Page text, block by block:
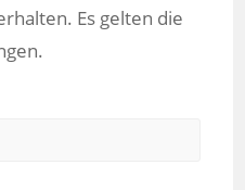
Es gelten die